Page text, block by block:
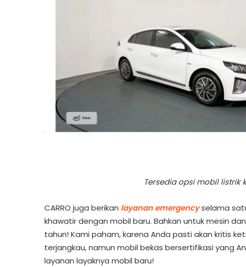
Tersedia opsi mobil listrik
CARRO juga berikan layanan emergencyselama
khawatir dengan mobil baru. Bahkan untuk mesin
tahun! Kami paham, karena Anda pasti akan kritis
terjangkau, namun mobil bekas bersertifikasi yang
layanan layaknya mobil baru!